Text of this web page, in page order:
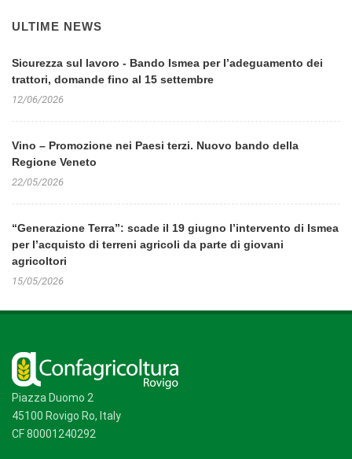
ULTIME NEWS
Sicurezza sul lavoro - Bando Ismea per l’adeguamento dei
trattori, domande fino al 15 settembre
12/06/2026
Vino – Promozione nei Paesi terzi. Nuovo bando della
Regione Veneto
22/05/2026
“Generazione Terra”: scade il 19 giugno l’intervento di Ismea
per l’acquisto di terreni agricoli da parte di giovani
agricoltori
15/05/2026
Piazza Duomo 2
45100 Rovigo Ro, Italy
CF 80001240292